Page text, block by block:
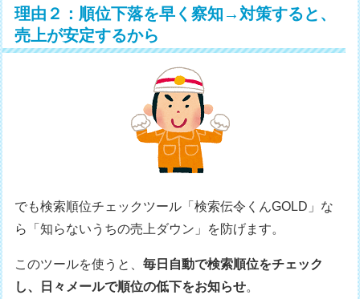
理由２：順位下落を早く察知→対策すると、
売上が安定するから
でも検索順位チェックツール「検索伝令くんGOLD」な
ら「知らないうちの売上ダウン」を防げます。
このツールを使うと、毎日自動で検索順位をチェック
し、日々メールで順位の低下をお知らせ。